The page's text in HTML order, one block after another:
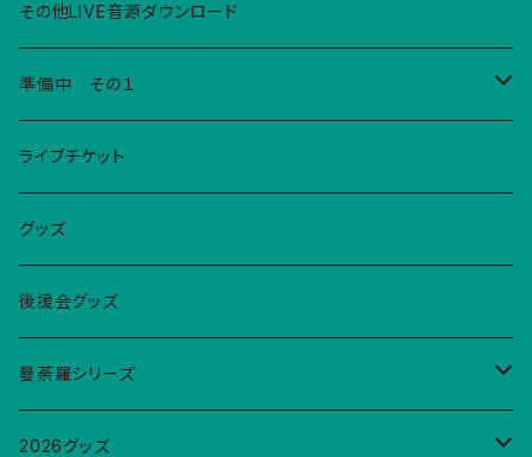
その他LIVE音源ダウンロード
準備中 その１
グッズ
Ｔシャツ
巾着大
2026年YAMAKINGSONGS
ライブチケット
グッズ
後援会グッズ
曼荼羅シリーズ
シール
2026グッズ